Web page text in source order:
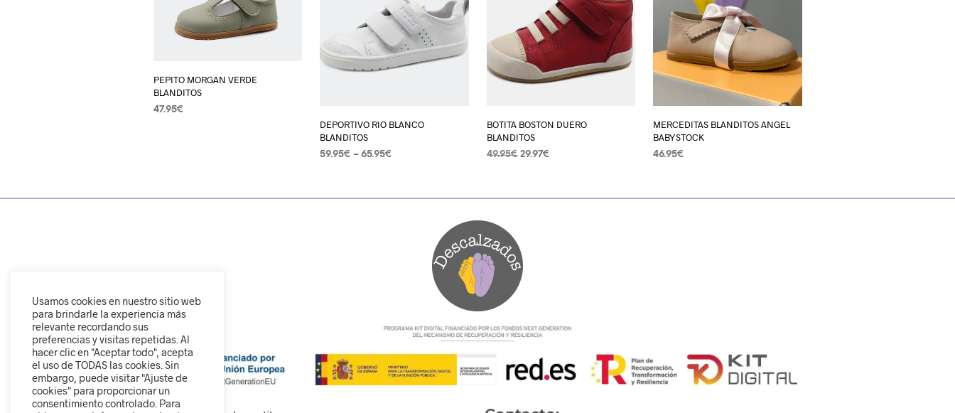
PEPITO MORGAN VERDE
BLANDITOS
47.95€
DEPORTIVO RIO BLANCO
BLANDITOS
59.95€ – 65.95€
BOTITA BOSTON DUERO
BLANDITOS
49.95€ 29.97€
MERCEDITAS BLANDITOS ANGEL
BABYSTOCK
46.95€
Usamos cookies en nuestro sitio web
para brindarle la experiencia más
relevante recordando sus
preferencias y visitas repetidas. Al
hacer clic en "Aceptar todo", acepta
el uso de TODAS las cookies. Sin
embargo, puede visitar "Ajuste de
cookies" para proporcionar un
consentimiento controlado. Para